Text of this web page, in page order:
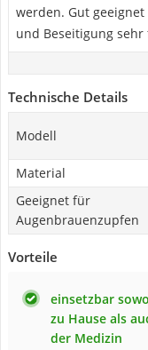
werden. Gut
und Beseitigung
Technische Details
Modell
Material
Geeignet für
Augenbrauenzupfen
Vorteile
einsetzbar
zu Hause als
der Medizin